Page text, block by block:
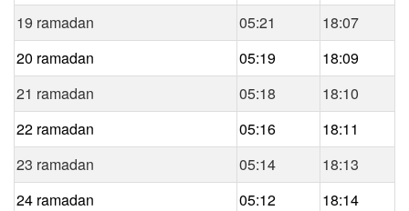
19 ramadan
05:21
18:07
20 ramadan
05:19
18:09
21 ramadan
05:18
18:10
22 ramadan
05:16
18:11
23 ramadan
05:14
18:13
24 ramadan
05:12
18:14